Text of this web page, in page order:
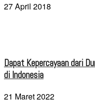
27 April 2018
Dapat Kepercayaan dari
di Indonesia
21 Maret 2022